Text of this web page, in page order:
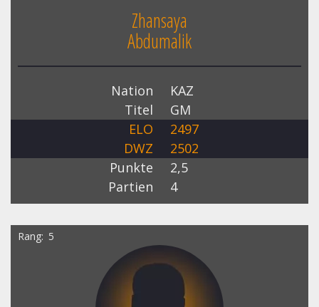
Zhansaya
Abdumalik
Nation
KAZ
Titel
GM
ELO
2497
DWZ
2502
Punkte
2,5
Partien
4
Rang 5